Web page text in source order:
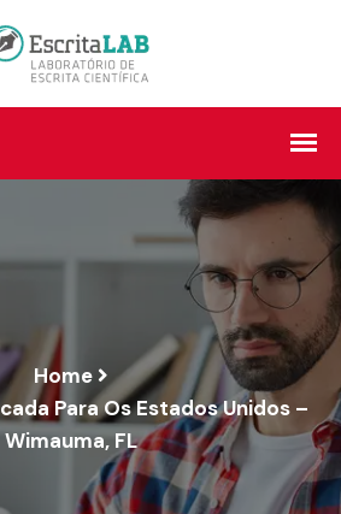
Home
Para Os Estados Unidos –
Wimauma, FL